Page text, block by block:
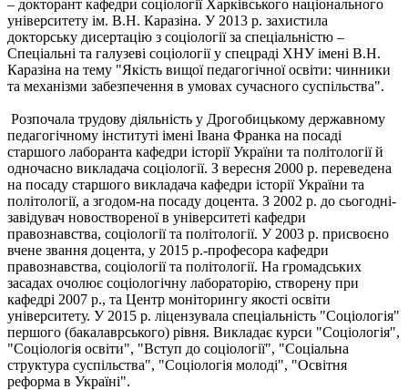
‒ докторант кафедри соціології Харківського національного
університету ім. В.Н. Каразіна. У 2013 р. захистила
докторську дисертацію з соціології за спеціальністю ‒
Спеціальні та галузеві соціології у спецраді ХНУ імені В.Н.
Каразіна на тему "Якість вищої педагогічної освіти: чинники
та механізми забезпечення в умовах сучасного суспільства".
Розпочала трудову діяльність у Дрогобицькому державному
педагогічному інституті імені Івана Франка на посаді
старшого лаборанта кафедри історії України та політології й
одночасно викладача соціології. З вересня 2000 р. переведена
на посаду старшого викладача кафедри історії України та
політології, а згодом-на посаду доцента. З 2002 р. до сьогодні-
завідувач новоствореної в університеті кафедри
правознавства, соціології та політології. У 2003 р. присвоєно
вчене звання доцента, у 2015 р.-професора кафедри
правознавства, соціології та політології. На громадських
засадах очолює соціологічну лабораторію, створену при
кафедрі 2007 р., та Центр моніторингу якості освіти
університету. У 2015 р. ліцензувала спеціальність "Соціологія"
першого (бакалаврського) рівня. Викладає курси "Соціологія",
"Соціологія освіти", "Вступ до соціології", "Соціальна
структура суспільства", "Соціологія молоді", "Освітня
реформа в Україні".